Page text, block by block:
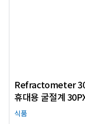
Refractometer
휴대용 굴절계
식품